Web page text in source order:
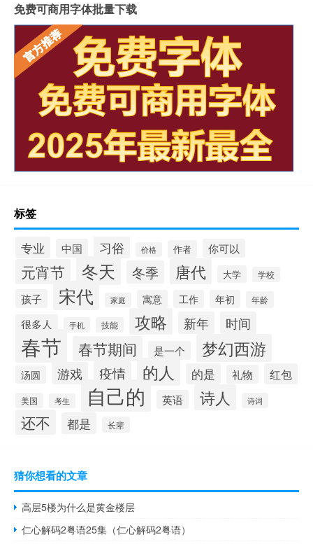
免费可商用字体批量下载
标签
专业 中国 习俗 价格 作者 你可以
元宵节 冬天 冬季 唐代 大学 学校
孩子 宋代 家庭 寓意 工作 年初 年龄
很多人 手机 技能 攻略 新年 时间
春节 春节期间 是一个 梦幻西游
汤圆 游戏 疫情 的人 的是 礼物 红包
美国 考生 自己的 英语 诗人 诗词
还不 都是 长辈
猜你想看的文章
高层5楼为什么是黄金楼层
仁心解码2粤语25集（仁心解码2粤语）